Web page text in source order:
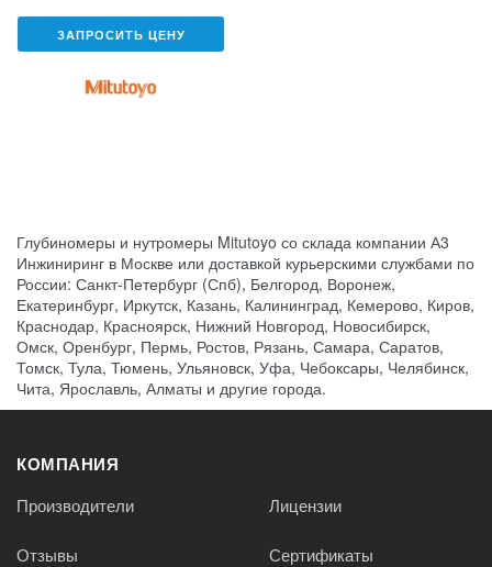
ЗАПРОСИТЬ ЦЕНУ
Глубиномеры и нутромеры Mitutoyo со склада компании А3
Инжиниринг в Москве или доставкой курьерскими службами по
России: Санкт-Петербург (Спб), Белгород, Воронеж,
Екатеринбург, Иркутск, Казань, Калининград, Кемерово, Киров,
Краснодар, Красноярск, Нижний Новгород, Новосибирск,
Омск, Оренбург, Пермь, Ростов, Рязань, Самара, Саратов,
Томск, Тула, Тюмень, Ульяновск, Уфа, Чебоксары, Челябинск,
Чита, Ярославль, Алматы и другие города.
КОМПАНИЯ
Производители Лицензии
Отзывы Сертификаты